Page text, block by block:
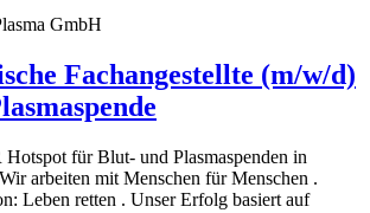
GmbH
Fachangestellte (m/w/d)
für Blut- und Plasmaspenden in
arbeiten mit Menschen für Menschen .
Leben retten . Unser Erfolg basiert auf